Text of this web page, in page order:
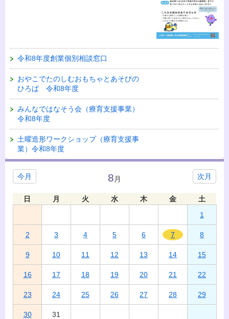
令和8年度創業個別相談窓口
おやこでたのしむおもちゃとあそびの
ひろば 令和8年度
みんなではなそう会（療育支援事業）
令和8年度
土曜造形ワークショップ（療育支援事
業）令和8年度
今月 次月
8 月
日 月 火 水 木 金
土
1
2 3 4 5 6 7 8
9 10 11 12 13 14 15
16 17 18 19 20 21 22
23 24 25 26 27 28 29
30 31